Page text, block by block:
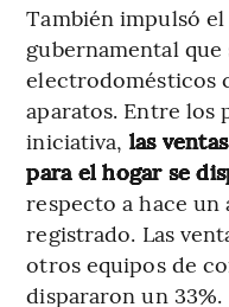
También impulsó
gubernamental que
electrodomésticos
aparatos. Entre
iniciativa, las
para el hogar se
respecto a hace
registrado. Las
otros equipos de
dispararon un 33%.